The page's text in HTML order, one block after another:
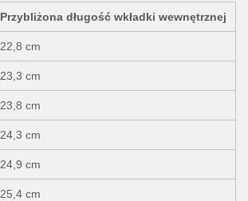
Przybliżona długość wkładki wewnętrznej
22,8 cm
23,3 cm
23,8 cm
24,3 cm
24,9 cm
25,4 cm